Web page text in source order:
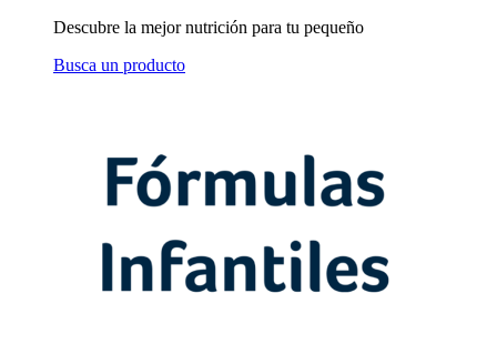
Descubre la mejor nutrición para tu pequeño
Busca un producto